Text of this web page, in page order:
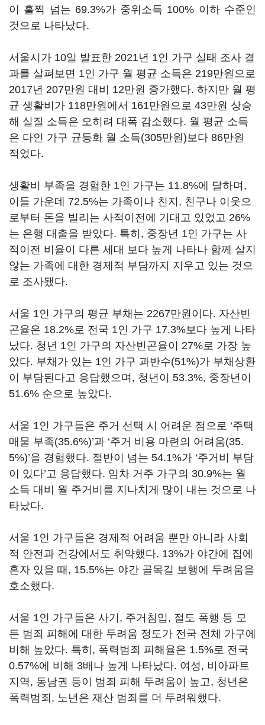
이 훌쩍 넘는 69.3%가 중위소득 100% 이하 수준인
것으로 나타났다.
서울시가 10일 발표한 2021년 1인 가구 실태 조사 결
과를 살펴보면 1인 가구 월 평균 소득은 219만원으로
2017년 207만원 대비 12만원 증가했다. 하지만 월 평
균 생활비가 118만원에서 161만원으로 43만원 상승
해 실질 소득은 오히려 대폭 감소했다. 월 평균 소득
은 다인 가구 균등화 월 소득(305만원)보다 86만원
적었다.
생활비 부족을 경험한 1인 가구는 11.8%에 달하며,
이들 가운데 72.5%는 가족이나 친지, 친구나 이웃으
로부터 돈을 빌리는 사적이전에 기대고 있었고 26%
는 은행 대출을 받았다. 특히, 중장년 1인 가구는 사
적이전 비율이 다른 세대 보다 높게 나타나 함께 살지
않는 가족에 대한 경제적 부담까지 지우고 있는 것으
로 조사됐다.
서울 1인 가구의 평균 부채는 2267만원이다. 자산빈
곤율은 18.2%로 전국 1인 가구 17.3%보다 높게 나타
났다. 청년 1인 가구의 자산빈곤율이 27%로 가장 높
았다. 부채가 있는 1인 가구 과반수(51%)가 부채상환
이 부담된다고 응답했으며, 청년이 53.3%, 중장년이
51.6% 순으로 높았다.
서울 1인 가구들은 주거 선택 시 어려운 점으로 ‘주택
매물 부족(35.6%)’과 ‘주거 비용 마련의 어려움(35.
5%)’을 경험했다. 절반이 넘는 54.1%가 ‘주거비 부담
이 있다’고 응답했다. 임차 거주 가구의 30.9%는 월
소득 대비 월 주거비를 지나치게 많이 내는 것으로 나
타났다.
서울 1인 가구들은 경제적 어려움 뿐만 아니라 사회
적 안전과 건강에서도 취약했다. 13%가 야간에 집에
혼자 있을 때, 15.5%는 야간 골목길 보행에 두려움을
호소했다.
서울 1인 가구들은 사기, 주거침입, 절도 폭행 등 모
든 범죄 피해에 대한 두려움 정도가 전국 전체 가구에
비해 높았다. 특히, 폭력범죄 피해율은 1.5%로 전국
0.57%에 비해 3배나 높게 나타났다. 여성, 비아파트
지역, 동남권 등이 범죄 피해 두려움이 높고, 청년은
폭력범죄, 노년은 재산 범죄를 더 두려워했다.